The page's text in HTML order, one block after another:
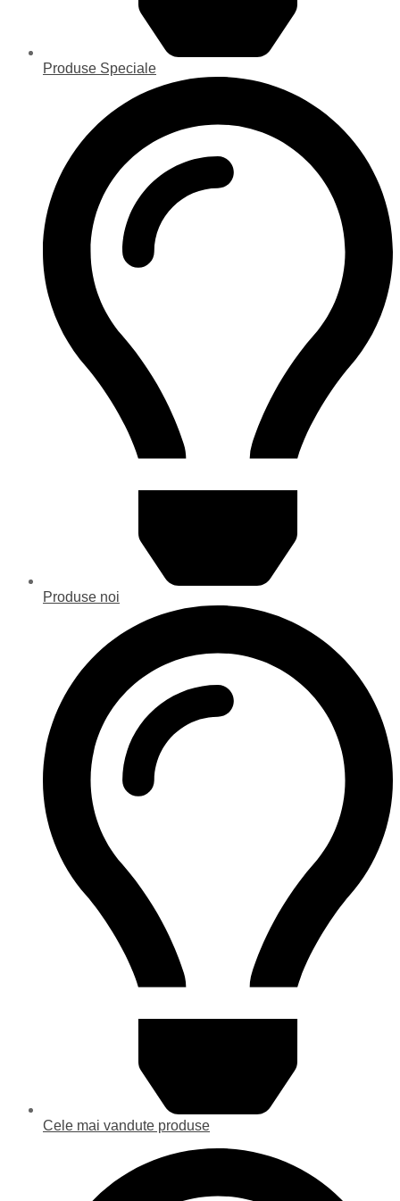
Produse Speciale
Produse noi
Cele mai vandute produse